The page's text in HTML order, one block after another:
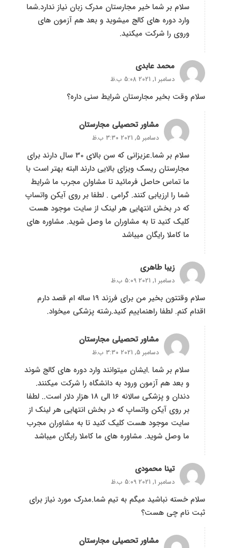
سلام بر شما خیر مجارستان مدرک زبان نیاز ندارد.شما
وارد دوره های کالج میشوید و بعد هم آزمون های
وروی را شرکت میکنید.
محمد عابدی
دسامبر 1, 2021 5:08 ب.ظ
سلام وقت بخیر مجارستان شرایط سنی داره؟
مشاور تحصیلی مجارستان
دسامبر 5, 2021 3:30 ب.ظ
سلام بر شما.عزیزانی که سن بالای 30 سال دارند برای
مجارستان ریسک ویزای بالایی دارند البته بهتر است با
ما تماس حاصل فرمائید تا مشاوان مجرب ما شرایط
شما را ارزیابی کنند. گرامی . لطفا بر روی آیکن واتساپ
که در بخش انتهایی هر لینک از سایت موجود هست
کلیک کنید تا به مشاوران ما وصل شوید. مشاوره های
ما کاملا رایگان میباشد
زیبا طاهری
دسامبر 1, 2021 5:09 ب.ظ
سلام وقتتون بخیر من برای فرزند 19 ساله ام قصد دارم
اقدام کنم. لطفا راهنماییم کنید.رشته پزشکی میخواد.
مشاور تحصیلی مجارستان
دسامبر 5, 2021 3:30 ب.ظ
سلام بر شما .ایشان میتوانند وارد دوره های کالج شوند
و بعد هم آزمون ورود به دانشگاه را شرکت میکنند.
دندان و پزشکی سالانه 16 الی 18 هزار دلار است.. لطفا
بر روی آیکن واتساپ که در بخش انتهایی هر لینک از
سایت موجود هست کلیک کنید تا به مشاوران مجرب
ما وصل شوید. مشاوره های ما کاملا رایگان میباشد
تینا محمودی
دسامبر 1, 2021 5:09 ب.ظ
سلام خسته نباشید میگم به تیم شما.مدرک مورد نیاز برای
ثبت نام چی هست؟
مشاور تحصیلی مجارستان